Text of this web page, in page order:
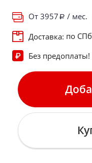
От 3957
/ мес.
Доставка: по
Без предоплаты!